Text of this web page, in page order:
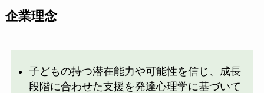
企業理念
子どもの持つ潜在能力や可能性を信じ、成長
段階に合わせた支援を発達心理学に基づいて